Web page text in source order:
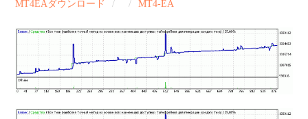
MT4インジケーター(制限解除中)
MT5インジケーター(制限解除中)
MT4EAダウンロード MT4-EA